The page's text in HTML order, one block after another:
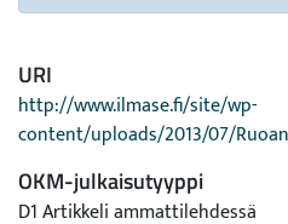
URI
http://www.ilmase.fi/site/wp-
content/uploads/2013/07/
OKM-julkaisutyyppi
D1 Artikkeli ammattilehdessä